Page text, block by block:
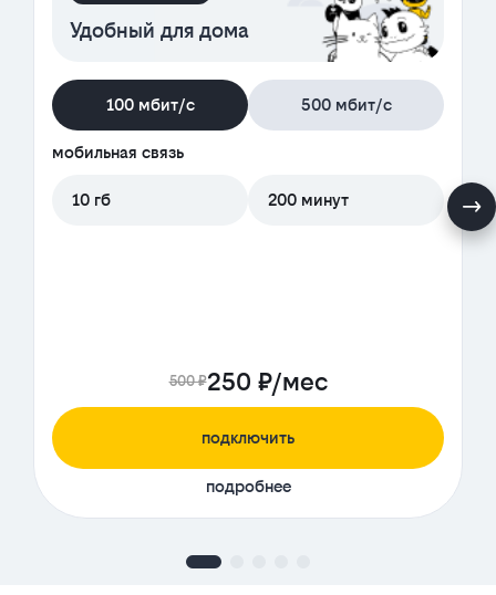
Удобный для дома
100 мбит/с 500 мбит/с
мобильная связь
10 гб 200 минут
500 ₽250 ₽/мес
подключить
подробнее